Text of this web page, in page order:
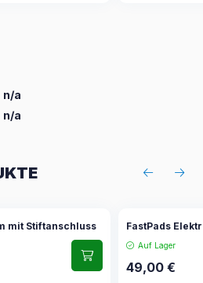
n/a
n/a
mit Stiftanschluss FastPads
Auf Lager
49,00€